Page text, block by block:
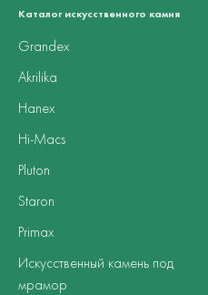
Каталог искусственного камня
Grandex
Akrilika
Hanex
Hi-Macs
Pluton
Staron
Primax
Искусственный камень под
мрамор